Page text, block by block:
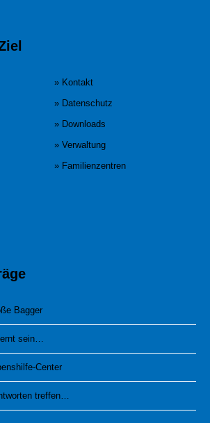
» Kontakt
» Datenschutz
» Downloads
» Verwaltung
» Familienzentren
Bagger
sein…
Center
treffen…